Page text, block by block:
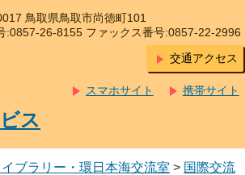
鳥取県鳥取市尚徳町101
:0857-26-8155 ファックス番号:0857-22-2996
交通アクセス
携帯サイト
スマホサイト
ス
ブラリー・環日本海交流室 > 国際交流